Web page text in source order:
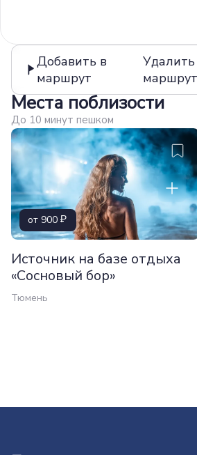
Добавить в
маршрут
Удалить
Места поблизости
До 10 минут пешком
от 900
Источник на базе отдыха
«Сосновый бор»
Тюмень